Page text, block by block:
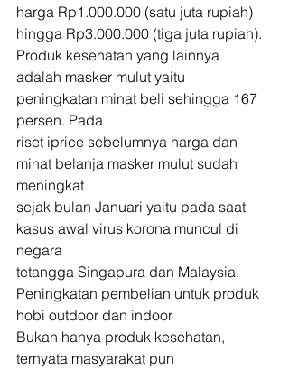
harga Rp1.000.000 (satu juta rupiah)
hingga Rp3.000.000 (tiga juta rupiah).
Produk kesehatan yang lainnya
adalah masker mulut yaitu
peningkatan minat beli sehingga 167
persen. Pada
riset iprice sebelumnya harga dan
minat belanja masker mulut sudah
meningkat
sejak bulan Januari yaitu pada saat
kasus awal virus korona muncul di
negara
tetangga Singapura dan Malaysia.
Peningkatan pembelian untuk produk
hobi outdoor dan indoor
Bukan hanya produk kesehatan,
ternyata masyarakat pun